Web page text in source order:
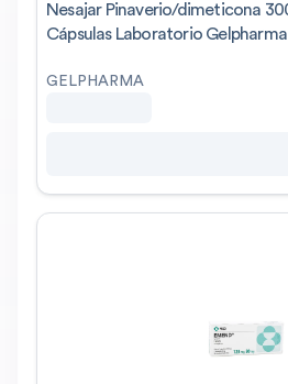
Nesajar Pinaverio/dimeticona 300 Mg / 100 Mg 16
Cápsulas Laboratorio Gelpharma
GELPHARMA